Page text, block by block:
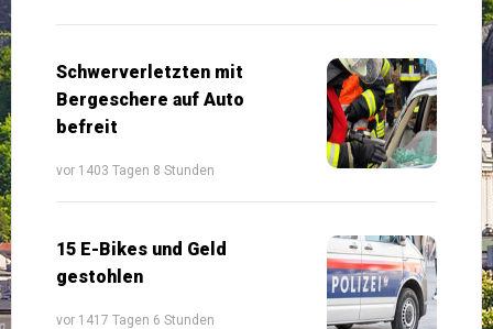
Schwerverletzten mit
Bergeschere auf Auto
befreit
vor 1403 Tagen 8 Stunden
15 E-Bikes und Geld
gestohlen
vor 1417 Tagen 6 Stunden